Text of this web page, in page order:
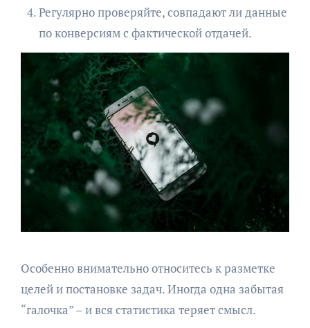
Регулярно проверяйте, совпадают ли данные
по конверсиям с фактической отдачей.
Особенно внимательно относитесь к разметке
целей и постановке задач. Иногда одна забытая
“галочка” – и вся статистика теряет смысл.